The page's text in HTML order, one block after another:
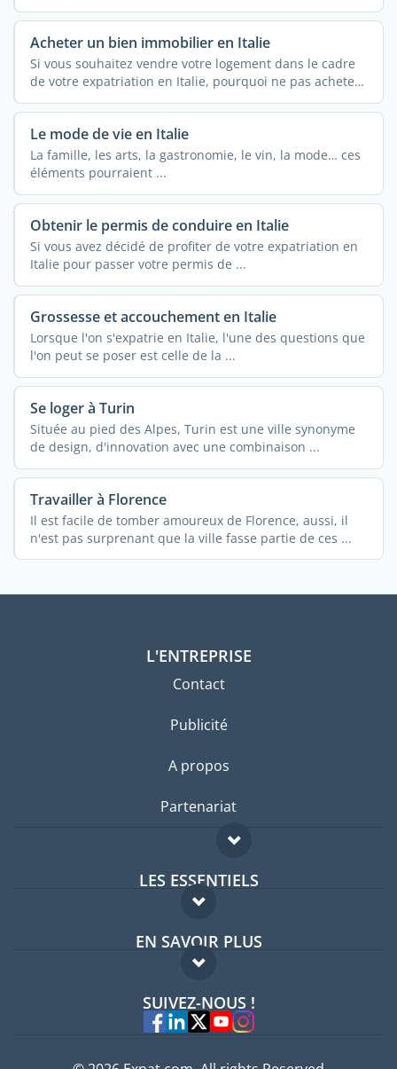
Acheter un bien immobilier en Italie
Si vous souhaitez vendre votre logement dans le cadre
de votre expatriation en Italie, pourquoi ne pas acheter
de ...
Le mode de vie en Italie
La famille, les arts, la gastronomie, le vin, la mode… ces
éléments pourraient ...
Obtenir le permis de conduire en Italie
Si vous avez décidé de profiter de votre expatriation en
Italie pour passer votre permis de ...
Grossesse et accouchement en Italie
Lorsque l'on s'expatrie en Italie, l'une des questions que
l'on peut se poser est celle de la ...
Se loger à Turin
Située au pied des Alpes, Turin est une ville synonyme
de design, d'innovation avec une combinaison ...
Travailler à Florence
Il est facile de tomber amoureux de Florence, aussi, il
n'est pas surprenant que la ville fasse partie de ces ...
L'ENTREPRISE
Contact
Publicité
A propos
Partenariat
LES ESSENTIELS
Forum expatriés
Guides pays
EN SAVOIR PLUS
FAQ
Experts
SUIVEZ-NOUS !